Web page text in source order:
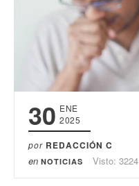
30 ENE
2025
por REDACCIÓN C
en NOTICIAS Visto: 3224